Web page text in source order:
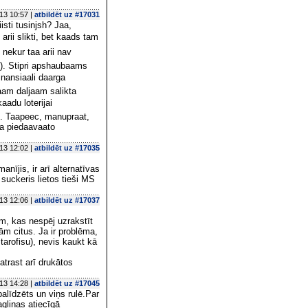
10:57 | atbildēt uz #17031
tusinjsh? Jaa,
arii slikti, bet kaads tam
nekur taa arii nav
Stipri apshaubaams
daarga
daljaam salikta
loterijai
Taapeec, manupraat,
piedaavaato
12:02 | atbildēt uz #17035
ir arī alternatīvas
lietos tieši MS
12:06 | atbildēt uz #17037
kas nespēj uzrakstīt
citus. Ja ir problēma,
nevis kaukt kā
arī drukātos
14:28 | atbildēt uz #17045
un viņs rulē.Par
atiecīgā